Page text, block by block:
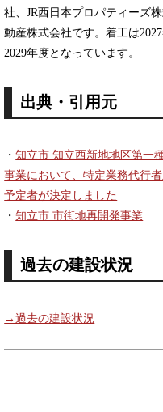
社、JR西日本プロパティーズ
動産株式会社です。着工は
2029年度となっています。
出典・引用元
・知立市 知立西新地地区第一
事業において、特定業務代行
予定者が決定しました
・知立市 市街地再開発事業
過去の建設状況
→過去の建設状況